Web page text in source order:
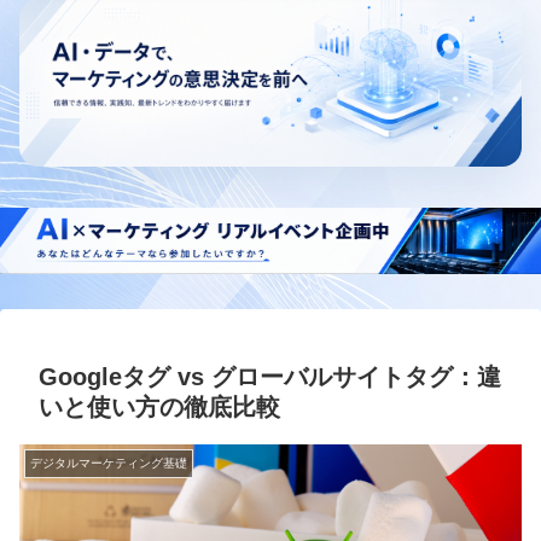
Googleタグ vs グローバルサイトタグ：違
いと使い方の徹底比較
デジタルマーケティング基礎